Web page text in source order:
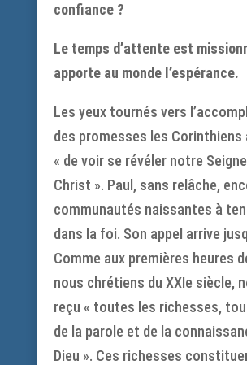
confiance ?
Le temps d’attente est
apporte au monde l’espérance.
Les yeux tournés vers
des promesses les
« de voir se révéler notre
Christ ». Paul, sans relâche,
communautés naissantes à
dans la foi. Son appel arrive
Comme aux premières heures
nous chrétiens du XXIe siècle,
reçu « toutes les richesses,
de la parole et de la
Dieu ». Ces richesses